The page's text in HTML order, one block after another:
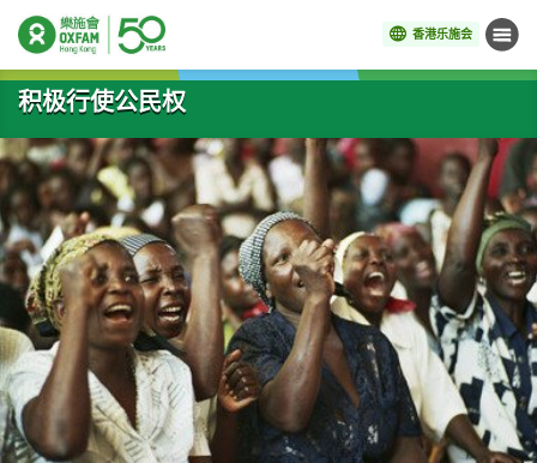
香港乐施会 菜单
开始主要内容
积极行使公民权